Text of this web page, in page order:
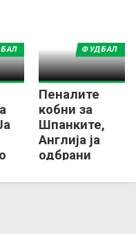
Пеналите
кобни за
Шпанките,
Англија ја
одбрани
круна!
ФУДБАЛ